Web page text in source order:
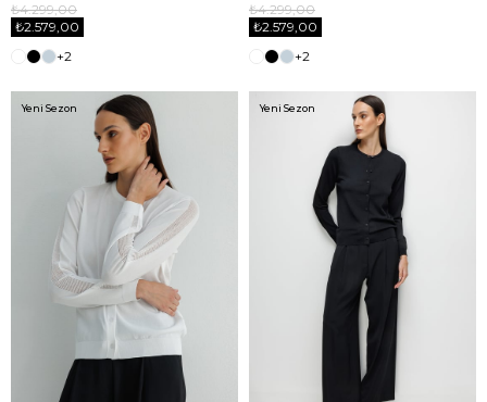
₺2.579,00
₺4.299,00
+2
₺2.579,00
₺4.299,00
+2
Yeni Sezon Yeni Sezon